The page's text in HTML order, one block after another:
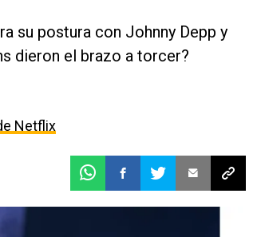
su postura con Johnny Depp y
dieron el brazo a torcer?
Netflix